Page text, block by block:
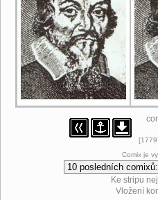
Comix je
Ke stripu
Vložení